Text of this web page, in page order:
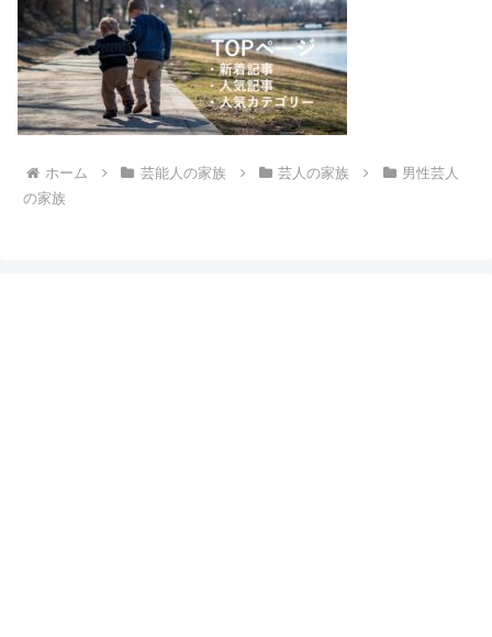
ホーム 芸能人の家族 芸人の家族
男性芸人
の家族